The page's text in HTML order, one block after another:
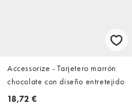
Accessorize - Tarjetero marrón
chocolate con diseño entretejido
18,72 €